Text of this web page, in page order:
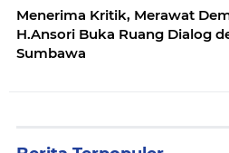
Menerima Kritik, Merawat
H.Ansori Buka Ruang Dialog
Sumbawa